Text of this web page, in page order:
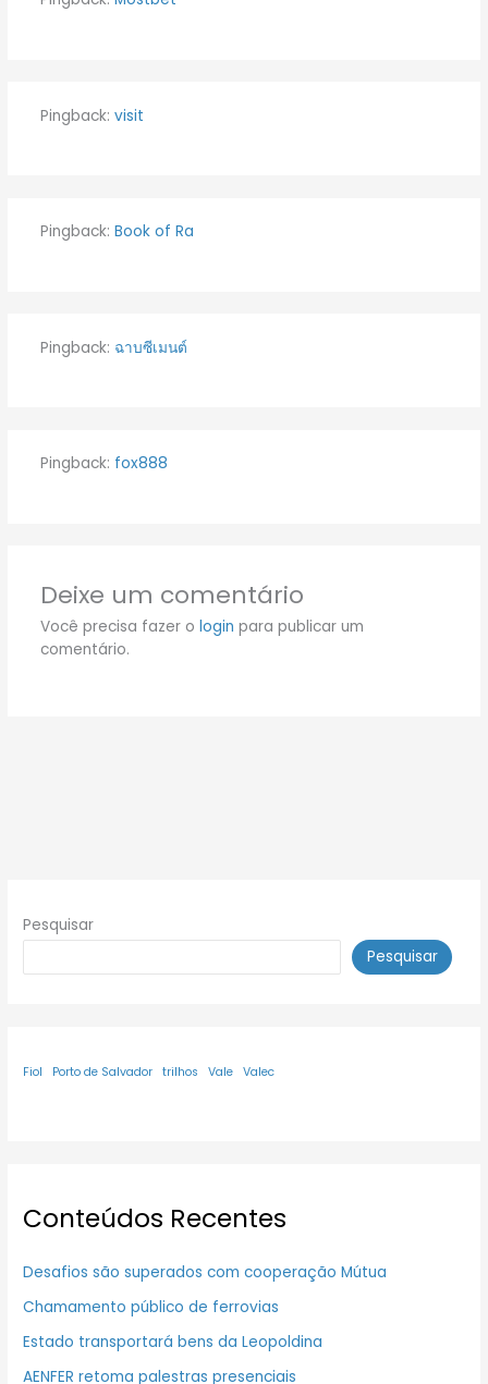
Pingback: visit
Pingback: Book of Ra
Pingback: ฉาบซีเมนต์
Pingback: fox888
Deixe um comentário
Você precisa fazer o login para publicar um
comentário.
Pesquisar
Pesquisar
Fiol Porto de Salvador trilhos Vale Valec
Conteúdos Recentes
Desafios são superados com cooperação Mútua
Chamamento público de ferrovias
Estado transportará bens da Leopoldina
AENFER retoma palestras presenciais